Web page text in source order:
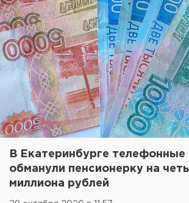
В Екатеринбурге
обманули пенсионерку на
миллиона рублей